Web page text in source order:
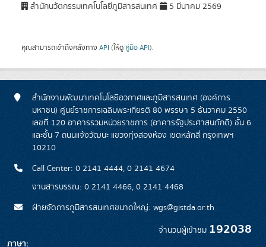
สำนักนวัตกรรมเทคโนโลยีภูมิสารสนเทศ 5 มีนาคม 2569
คุณสามารถเข้าถึงคลังทาง API (ให้ดู คู่มือ API).
สำนักงานพัฒนาเทคโนโลยีอวกาศและภูมิสารสนเทศ (องค์การ
มหาชน) ศูนย์ราชการเฉลิมพระเกียรติ 80 พรรษา 5 ธันวาคม 2550
เลขที่ 120 อาคารรวมหน่วยราชการ (อาคารรัฐประศาสนภักดี) ชั้น 6
และชั้น 7 ถนนแจ้งวัฒนะ แขวงทุ่งสองห้อง เขตหลักสี่ กรุงเทพฯ
10210
Call Center: 0 2141 4444, 0 2141 4674
งานสารบรรณ: 0 2141 4466, 0 2141 4468
ฝ่ายจัดการภูมิสารสนเทศขนาดใหญ่: wgs@gistda.or.th
จำนวนผู้เข้าชม 192038
ภาษา